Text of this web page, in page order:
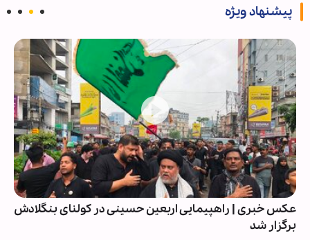
پیشنهاد ویژه
عکس خبری | راهپیمایی اربعین حسینی در کولنای بنگلادش
برگزار شد